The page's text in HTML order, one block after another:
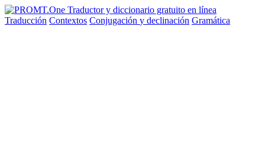
Traducción Contextos Conjugación y declinación Gramática